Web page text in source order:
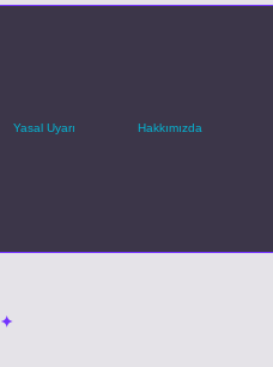
Yasal Uyarı Hakkımızda